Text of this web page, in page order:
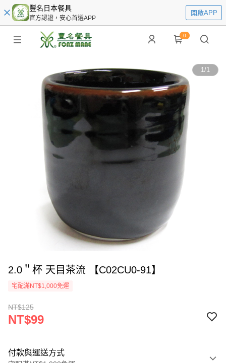
豐名日本餐具
官方認證，安心首選APP
開啟APP
0
1/1
2.0＂杯 天目茶流 【C02CU0-91】
宅配滿NT$1,000免運
NT$125
NT$99
付款與運送方式